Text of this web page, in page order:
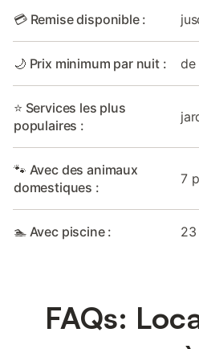
💳 Remise disponible :
🌙 Prix minimum par nuit : de
⭐ Services les plus
populaires :
🐾 Avec des animaux
domestiques :
7
🏊 Avec piscine :
FAQs: